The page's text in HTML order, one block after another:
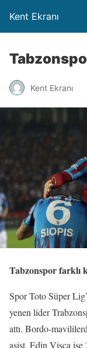
Kent Ekranı
Kent Ekranı
Tabzonspor farklı
Spor Toto Süper
yenen lider
attı. Bordo-
asist, Edin Visca ise